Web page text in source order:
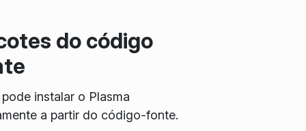
do código
instalar o Plasma
a partir do código-fonte.